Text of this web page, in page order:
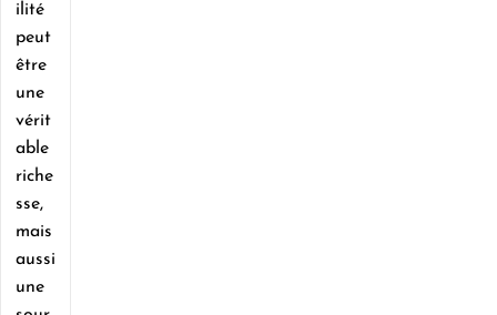
ilité
peut
être
une
vérit
able
riche
sse,
mais
aussi
une